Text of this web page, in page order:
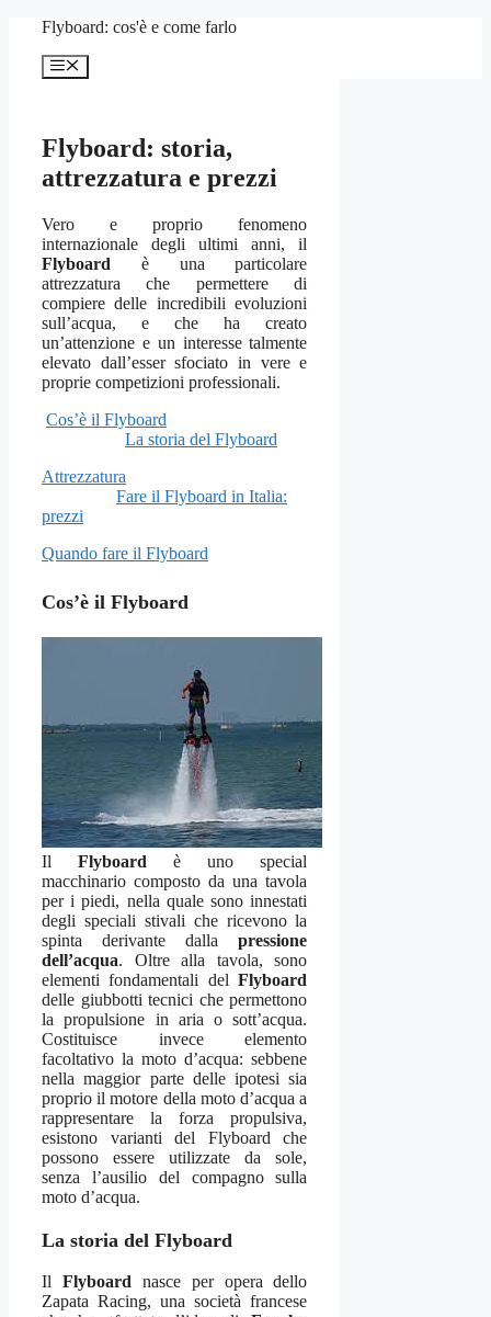
contenuto
Flyboard: cos'è e come farlo
Menu
Flyboard: storia,
attrezzatura e prezzi
Vero e proprio fenomeno
internazionale degli ultimi anni, il
Flyboard è una particolare
attrezzatura che permettere di
compiere delle incredibili evoluzioni
sull’acqua, e che ha creato
un’attenzione e un interesse talmente
elevato dall’esser sfociato in vere e
proprie competizioni professionali.
Cos’è il Flyboard
La storia del Flyboard
Attrezzatura
Fare il Flyboard in Italia:
prezzi
Quando fare il Flyboard
Cos’è il Flyboard
IlFlyboard è uno special
macchinario composto da una tavola
per i piedi, nella quale sono innestati
degli speciali stivali che ricevono la
spinta derivante dallapressione
dell’acqua. Oltre alla tavola, sono
elementi fondamentali delFlyboard
delle giubbotti tecnici che permettono
la propulsione in aria o sott’acqua.
Costituisce invece elemento
facoltativo la moto d’acqua: sebbene
nella maggior parte delle ipotesi sia
proprio il motore della moto d’acqua a
rappresentare la forza propulsiva,
esistono varianti del Flyboard che
possono essere utilizzate da sole,
senza l’ausilio del compagno sulla
moto d’acqua.
La storia del Flyboard
Il Flyboard nasce per opera dello
Zapata Racing, una società francese